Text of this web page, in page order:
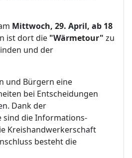
Mittwoch, 29. April, ab 18
ist dort die "Wärmetour" zu
und der
und Bürgern eine
bei Entscheidungen
Dank der
sind die Informations-
Kreishandwerkerschaft
besteht die